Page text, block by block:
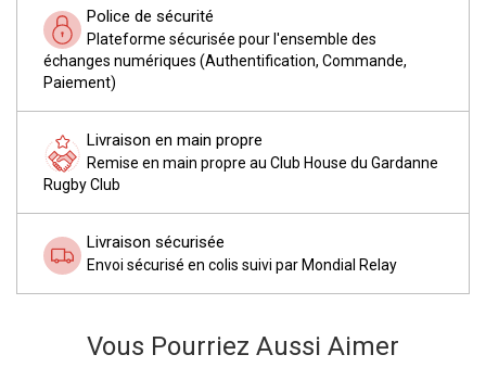
Police de sécurité
Plateforme sécurisée pour l'ensemble des
échanges numériques (Authentification, Commande,
Paiement)
Livraison en main propre
Remise en main propre au Club House du Gardanne
Rugby Club
Livraison sécurisée
Envoi sécurisé en colis suivi par Mondial Relay
Vous Pourriez Aussi Aimer